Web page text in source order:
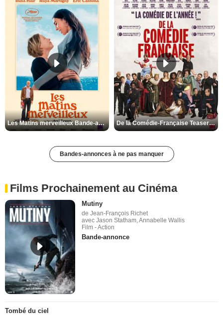
Les Matins merveilleux Bande-annonce VF De la Comédie-Française Teaser VF
Bandes-annonces à ne pas manquer
Films Prochainement au Cinéma
Mutiny
de Jean-François Richet
avec Jason Statham, Annabelle Wallis
Film - Action
Bande-annonce
Tombé du ciel